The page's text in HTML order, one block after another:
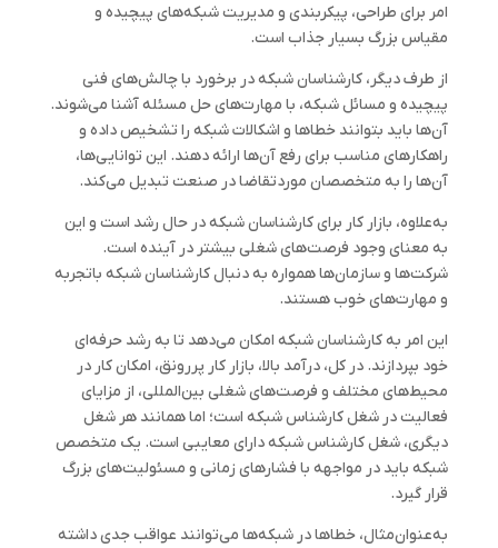
امر برای طراحی، پیکربندی و مدیریت شبکه‌های پیچیده و
مقیاس بزرگ بسیار جذاب است.
از طرف دیگر، کارشناسان شبکه در برخورد با چالش‌های فنی
پیچیده و مسائل شبکه، با مهارت‌های حل مسئله آشنا می‌شوند.
آن‌ها باید بتوانند خطاها و اشکالات شبکه را تشخیص داده و
راهکارهای مناسب برای رفع آن‌ها ارائه دهند. این توانایی‌ها،
آن‌ها را به متخصصان موردتقاضا در صنعت تبدیل می‌کند.
به‌علاوه، بازار کار برای کارشناسان شبکه در حال رشد است و این
به معنای وجود فرصت‌های شغلی بیشتر در آینده است.
شرکت‌ها و سازمان‌ها همواره به دنبال کارشناسان شبکه باتجربه
و مهارت‌های خوب هستند.
این امر به کارشناسان شبکه امکان می‌دهد تا به رشد حرفه‌ای
خود بپردازند. در کل، درآمد بالا، بازار کار پررونق، امکان کار در
محیط‌های مختلف و فرصت‌های شغلی بین‌المللی، از مزایای
فعالیت در شغل کارشناس شبکه است؛ اما همانند هر شغل
دیگری، شغل کارشناس شبکه دارای معایبی است. یک متخصص
شبکه باید در مواجهه با فشارهای زمانی و مسئولیت‌های بزرگ
قرار گیرد.
به‌عنوان‌مثال، خطاها در شبکه‌ها می‌توانند عواقب جدی داشته